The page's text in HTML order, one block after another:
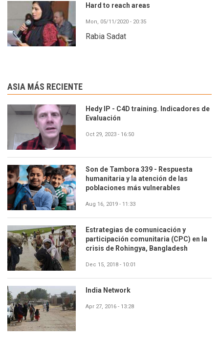
Hard to reach areas
Mon, 05/11/2020 - 20:35
Rabia Sadat
ASIA MÁS RECIENTE
Hedy IP - C4D training. Indicadores de
Evaluación
Oct 29, 2023 - 16:50
Son de Tambora 339 - Respuesta
humanitaria y la atención de las
poblaciones más vulnerables
Aug 16, 2019 - 11:33
Estrategias de comunicación y
participación comunitaria (CPC) en la
crisis de Rohingya, Bangladesh
Dec 15, 2018 - 10:01
India Network
Apr 27, 2016 - 13:28